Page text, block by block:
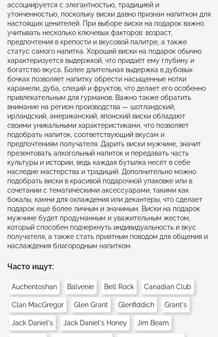
ассоциируется с элегантностью, традицией и
утонченностью, поскольку виски давно признан напитком для
настоящих ценителей. При выборе виски на подарок важно
учитывать несколько ключевых факторов: возраст,
предпочтения в крепости и вкусовой палитре, а также
статус самого напитка. Хороший виски на подарок обычно
характеризуется выдержкой, что придаёт ему глубину и
богатство вкуса. Более длительная выдержка в дубовых
бочках позволяет напитку обрести насыщенные нотки
карамели, дуба, специй и фруктов, что делает его особенно
привлекательным для гурманов. Важно также обратить
внимание на регион производства — шотландский,
ирландский, американский, японский виски обладают
своими уникальными характеристиками, что позволяет
подобрать напиток, соответствующий вкусам и
предпочтениям получателя. Дарить виски мужчине, значит
презентовать алкогольный напиток и передавать часть
культуры и истории, ведь каждая бутылка несёт в себе
наследие мастерства и традиций. Дополнительно можно
подобрать виски в красивой подарочной упаковке или в
сочетании с тематическими аксессуарами, такими как
бокалы, камни для охлаждения или декантеры, что сделает
подарок ещё более личным и значимым. Виски на подарок
мужчине будет продуманным и уважительным жестом,
который способен подчеркнуть индивидуальность и вкус
получателя, а также стать приятным поводом для общения и
наслаждения благородным напитком.
Часто ищут:
Auchentoshan Balvenie Bell Rock Canadian Club
Clan MacGregor Glen Grant Glenfiddich Grant's
Jack Daniel's Jack Daniel's Honey Jim Beam